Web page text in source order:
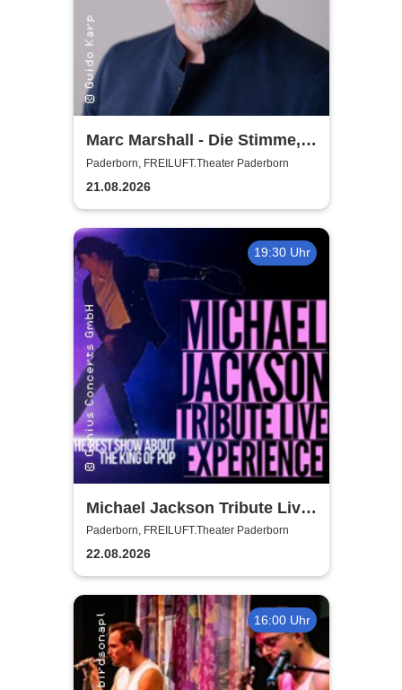
Marc Marshall - Die Stimme,
die berührt - Open Air 2026
Paderborn, FREILUFT.Theater Paderborn
21.08.2026
19:30 Uhr
Michael Jackson Tribute Live
Experience
Paderborn, FREILUFT.Theater Paderborn
22.08.2026
16:00 Uhr